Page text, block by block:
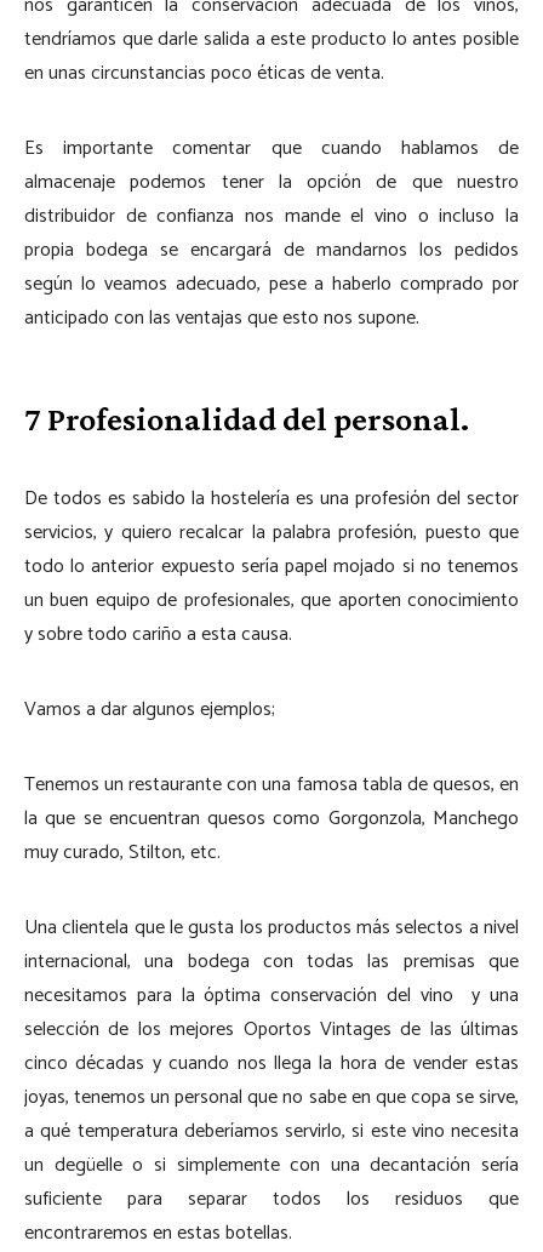
tendríamos que darle salida a este producto lo antes posible
en unas circunstancias poco éticas de venta.
Es importante comentar que cuando hablamos de
almacenaje podemos tener la opción de que nuestro
distribuidor de confianza nos mande el vino o incluso la
propia bodega se encargará de mandarnos los pedidos
según lo veamos adecuado, pese a haberlo comprado por
anticipado con las ventajas que esto nos supone.
7 Profesionalidad del personal.
De todos es sabido la hostelería es una profesión del sector
servicios, y quiero recalcar la palabra profesión, puesto que
todo lo anterior expuesto sería papel mojado si no tenemos
un buen equipo de profesionales, que aporten conocimiento
y sobre todo cariño a esta causa.
Vamos a dar algunos ejemplos;
Tenemos un restaurante con una famosa tabla de quesos, en
la que se encuentran quesos como Gorgonzola, Manchego
muy curado, Stilton, etc.
Una clientela que le gusta los productos más selectos a nivel
internacional, una bodega con todas las premisas que
necesitamos para la óptima conservación del vino y una
selección de los mejores Oportos Vintages de las últimas
cinco décadas y cuando nos llega la hora de vender estas
joyas, tenemos un personal que no sabe en que copa se sirve,
a qué temperatura deberíamos servirlo, si este vino necesita
un degüelle o si simplemente con una decantación sería
suficiente para separar todos los residuos que
encontraremos en estas botellas.